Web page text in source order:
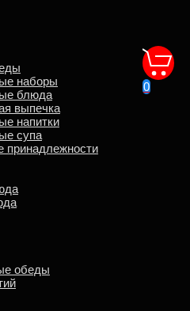
наборы
блюда
выпечка
напитки
супа
принадлежности
обеды
0
напитки
поминок
категория товара напитки б/а,
наличие 8 ед. Можно купить с